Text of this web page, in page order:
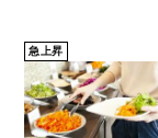
急上昇